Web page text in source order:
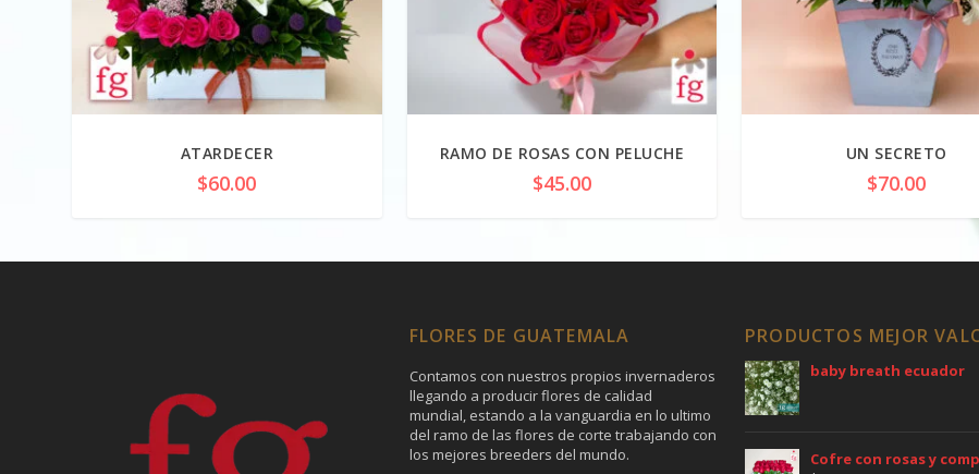
ATARDECER
$60.00
RAMO DE ROSAS CON PELUCHE
$45.00
UN SECRETO
$70.00
FLORES DE GUATEMALA
Contamos con nuestros propios invernaderos
llegando a producir flores de calidad
mundial, estando a la vanguardia en lo ultimo
del ramo de las flores de corte trabajando con
los mejores breeders del mundo.
PRODUCTOS MEJOR
baby breath ecuador
Cofre con rosas y